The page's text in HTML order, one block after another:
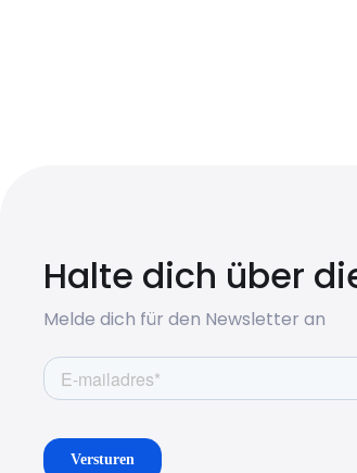
Halte dich über
Melde dich für den Newsletter an